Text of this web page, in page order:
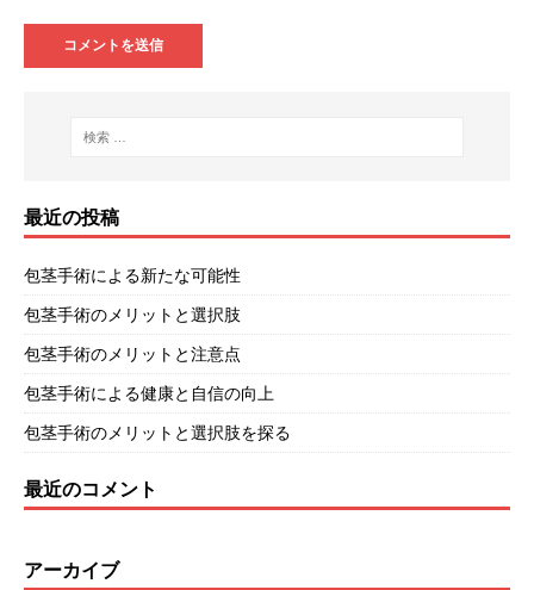
最近の投稿
包茎手術による新たな可能性
包茎手術のメリットと選択肢
包茎手術のメリットと注意点
包茎手術による健康と自信の向上
包茎手術のメリットと選択肢を探る
最近のコメント
アーカイブ